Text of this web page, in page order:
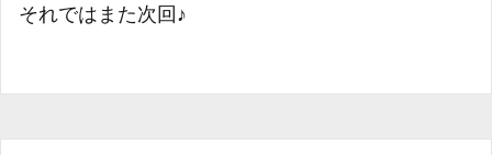
それではまた次回♪